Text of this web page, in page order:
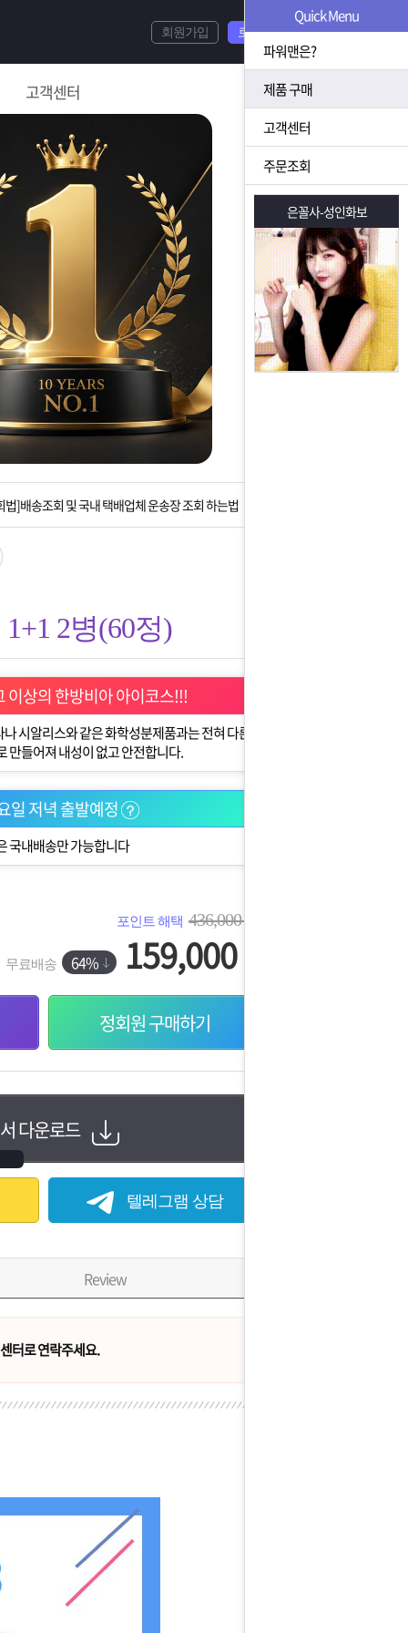
고객센터
회원가입 로그인
상황을 대비해 꼭 입금후 고객센터 연락바랍니다.
연휴 배송 및 휴무 안내
]배송조회 및 국내 택배업체 운송장 조회 하는법
고객 앱설치 가능합니다.
상황을 대비해 꼭 입금후 고객센터 연락바랍니다.
연휴 배송 및 휴무 안내
2병(60정)
이상의 한방비아 아이코스!!!
시알리스와 같은 화학성분제품과는 전혀 다른
만들어져 내성이 없고 안전합니다.
일 저녁 출발예정
국내배송만 가능합니다
포인트 해택 436,000
무료배송 64% 159,000
정회원 구매하기
다운로드
텔레그램 상담
Review
터로 연락주세요.
Quick Menu
파워맨은?
제품 구매
고객센터
주문조회
은꼴사-성인화보 은꼴사-성인화보